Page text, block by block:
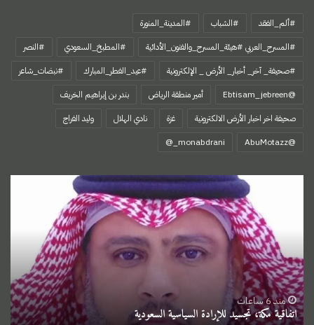
#ألم_الفقد #الشباب
#المدينة_المنورة
#المسرح_العربي #هيئة_المسرح_والفنون_الأدائية
#المطبخ_السعودي
#النصر
#صحيفة_ آخر_ أخبار_ الأرض _ الإلكترونية
#عيد_الفطر_المبارك
#نبضات_شاعر
@Ebtisam_jebreen
أمير منطقة الرياض
بندر بن إبراهيم الخريف
صحيفة اخر اخبار الأرض الالكترونية
غزة نادي الهلال
وليد الفراج
‏@AbuMotazz
السياسية
السعودية
منذ 6 ساعات
اتفاقية مكة، تجسيد للإرادة السياسية السعودية